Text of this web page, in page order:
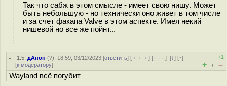
Так что сабж в этом смысле - имеет свою нишу. Может
быть небольшую - но технически оно живет в том числе
и за счет факапа Valve в этом аспекте. Имея некий
нишевой но все же пойнт...
1.5 дАнон (?), 18:59, 03/12/2023 [ответить] [ ﹢﹢﹢] [ · · ·][↓] [↑]
[к модератору]
+1
+ / –
Wayland всё погубит